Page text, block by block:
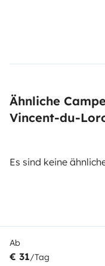
Ähnliche
Vincent-du-
Es sind keine
Ab
€ 31/Tag